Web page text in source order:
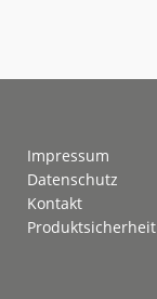
Impressum
Datenschutz
Kontakt
Produktsicherheit